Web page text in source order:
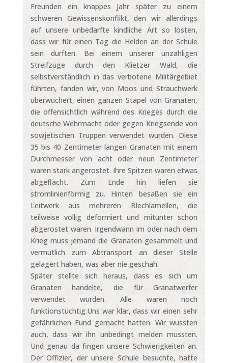
Freunden ein knappes Jahr später zu einem
schweren Gewissenskonflikt, den wir allerdings
auf unsere unbedarfte kindliche Art so lösten,
dass wir für einen Tag die Helden an der Schule
sein durften. Bei einem unserer unzähligen
Streifzüge durch den Klietzer Wald, die
selbstverständlich in das verbotene Militärgebiet
führten, fanden wir, von Moos und Strauchwerk
überwuchert, einen ganzen Stapel von Granaten,
die offensichtlich während des Krieges durch die
deutsche Wehrmacht oder gegen Kriegsende von
sowjetischen Truppen verwendet wurden. Diese
35 bis 40 Zentimeter langen Granaten mit einem
Durchmesser von acht oder neun Zentimeter
waren stark angerostet. Ihre Spitzen waren etwas
abgeflacht. Zum Ende hin liefen sie
stromlinienförmig zu. Hinten besaßen sie ein
Leitwerk aus mehreren Blechlamellen, die
teilweise völlig deformiert und mitunter schon
abgerostet waren. Irgendwann im oder nach dem
Krieg muss jemand die Granaten gesammelt und
vermutlich zum Abtransport an dieser Stelle
gelagert haben, was aber nie geschah.
Später stellte sich heraus, dass es sich um
Granaten handelte, die für Granatwerfer
verwendet wurden. Alle waren noch
funktionstüchtig.Uns war klar, dass wir einen sehr
gefährlichen Fund gemacht hatten. Wir wussten
auch, dass wir ihn unbedingt melden mussten.
Und genau da fingen unsere Schwierigkeiten an.
Der Offizier, der unsere Schule besuchte, hatte